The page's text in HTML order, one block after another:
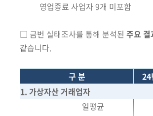
영업종료 사업자 9개 미포함
□ 금번 실태조사를 통해 분석된 주요 결
같습니다.
구 분 24
1. 가상자산 거래업자
일평균